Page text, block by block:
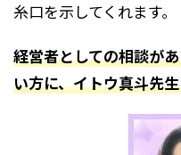
糸口を示してくれます。
経営者としての相談が
い方に、イトウ真斗先